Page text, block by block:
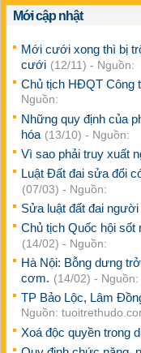
Mới cập nhật
Mới cưới xong thì bị
cưới (12/11) - Nguồn:
Chủ tịch HĐQT Công
Nguồn:
Những quy định của
hóa (13/10) - Nguồn:
Vì sao phải truy xuất
Luật Đất đai sửa đổi
(07/03) - Nguồn:
Sửa luật đất đai
Chủ tịch Quốc hội sốt
(14/02) - Nguồn:
Hà Nội: Bỗng dưng
cơm. (14/02) - Nguồn:
TP Bảo Lộc, Lâm
Nguồn:
Xoá độc quyền trong